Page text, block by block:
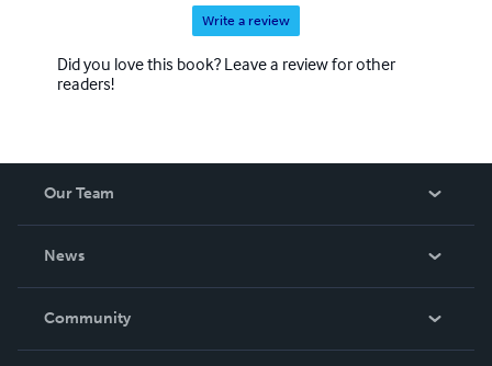
Write a review
Did you love this book? Leave a review for other
readers!
Our Team
News
In The News
Community